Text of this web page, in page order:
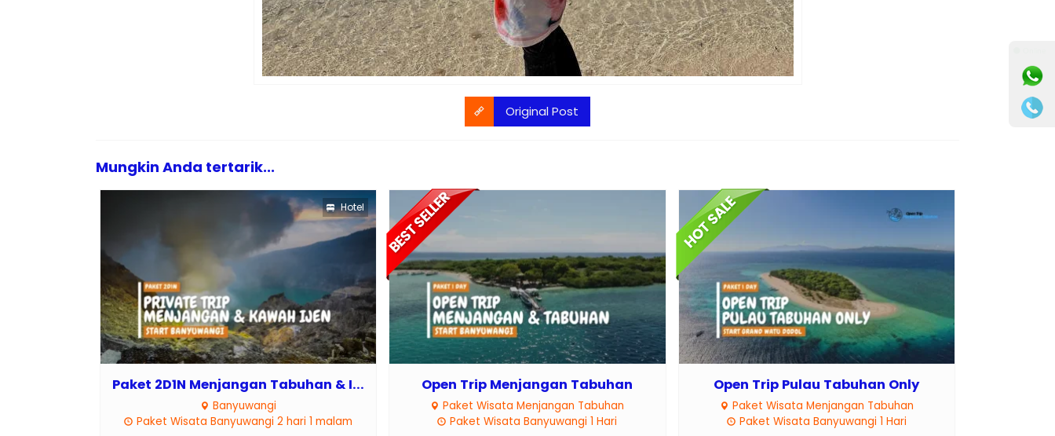
Original Post
Mungkin Anda tertarik...
Paket 2D1N Menjangan Tabuhan & I...
Banyuwangi
Paket Wisata Banyuwangi 2 hari 1 malam
Hotel
Open Trip Menjangan Tabuhan
Paket Wisata Menjangan Tabuhan
Paket Wisata Banyuwangi 1 Hari
Open Trip Pulau Tabuhan Only
Paket Wisata Menjangan Tabuhan
Paket Wisata Banyuwangi 1 Hari